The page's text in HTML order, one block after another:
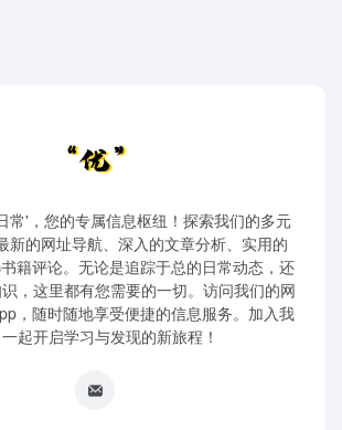
常'，您的专属信息枢纽！探索我们的多元
新的网址导航、深入的文章分析、实用的
籍评论。无论是追踪于总的日常动态，还
，这里都有您需要的一切。访问我们的网
，随时随地享受便捷的信息服务。加入我
起开启学习与发现的新旅程！